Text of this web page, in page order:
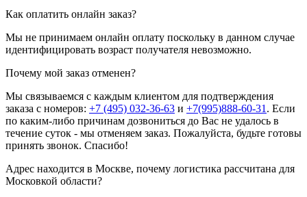
Как оплатить онлайн заказ?
Мы не принимаем онлайн оплату поскольку в данном случае
идентифицировать возраст получателя невозможно.
Почему мой заказ отменен?
Мы связываемся с каждым клиентом для подтверждения
заказа с номеров: +7 (495) 032-36-63 и +7(995)888-60-31 . Если
по каким-либо причинам дозвониться до Вас не удалось в
течение суток - мы отменяем заказ. Пожалуйста, будьте готовы
принять звонок. Спасибо!
Адрес находится в Москве, почему логистика рассчитана для
Московкой области?